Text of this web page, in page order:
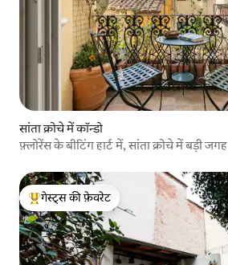
सांता क्रोचे में कॉन्डो
फ़्लोरेंस के बीटिंग हार्ट में, सांता क्रोचे में बड़ी जगह
गेस्ट्स का टॉप फ़ेवरेट
गेस्ट्स की फ़ेवरेट